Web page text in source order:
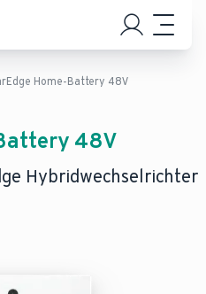
Home-Battery 48V
48V
Hybridwechselrichter